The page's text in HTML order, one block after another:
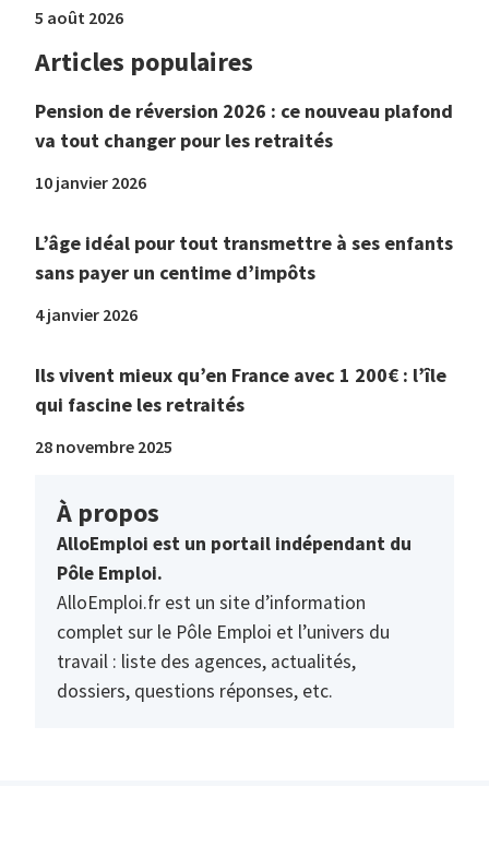
5 août 2026
Articles populaires
Pension de réversion 2026 : ce nouveau plafond
va tout changer pour les retraités
10 janvier 2026
L’âge idéal pour tout transmettre à ses enfants
sans payer un centime d’impôts
4 janvier 2026
Ils vivent mieux qu’en France avec 1 200€ : l’île
qui fascine les retraités
28 novembre 2025
À propos
AlloEmploi est un portail indépendant du
Pôle Emploi.
AlloEmploi.fr est un site d’information
complet sur le Pôle Emploi et l’univers du
travail : liste des agences, actualités,
dossiers, questions réponses, etc.